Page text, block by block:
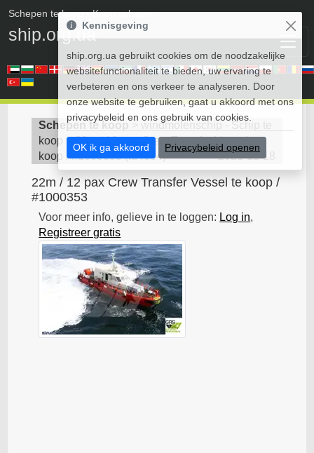
Schepen te koop• Koop schepen
ship.org.ua
Schepen te koop
windmolenschip - Schip te
koop >22m / 12 pax Crew Transfer Vessel te
koop / #1000353(id4084) 2021-12-18
22m / 12 pax Crew Transfer Vessel te koop /
#1000353
Voor meer info, gelieve in te loggen: Log in,
Registreer gratis
Kennisgeving
ship.org.ua gebruikt cookies om de noodzakelijke
websitefunctionaliteit te bieden, uw ervaring te
verbeteren en ons verkeer te analyseren. Door
onze website te gebruiken, gaat u akkoord met ons
privacybeleid en ons gebruik van cookies.
OK ik ga akkoord Privacybeleid openen